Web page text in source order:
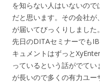
を知らない人はいないの
だと思います。その会社
が届いてびっくりしました。
先日のDITAセミナーでも
キュメントはずっと
っているという話がでて
が長いので多くの有力ユー